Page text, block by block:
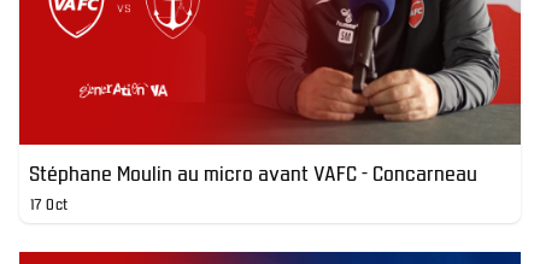
Stéphane Moulin au micro avant VAFC - Concarneau
17 Oct